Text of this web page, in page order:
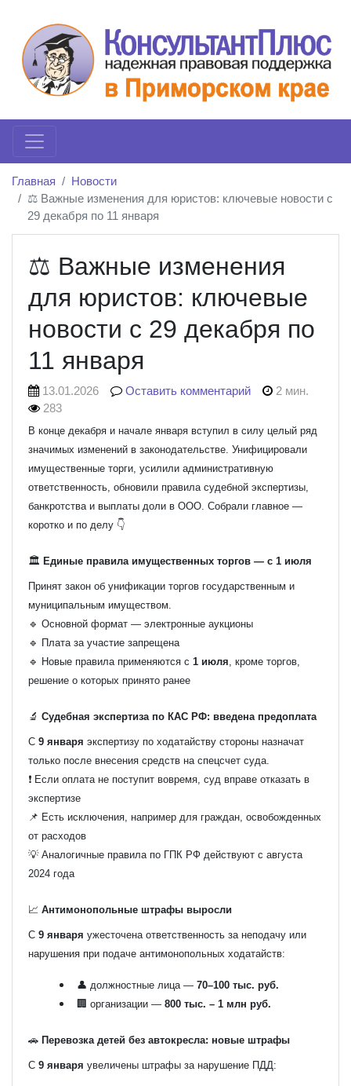
Главная
Новости
⚖️ Важные изменения для юристов: ключевые новости с
29 декабря по 11 января
⚖️ Важные изменения
для юристов: ключевые
новости с 29 декабря по
11 января
13.01.2026 Оставить комментарий
2 мин.
283
В конце декабря и начале января вступил в силу целый ряд
значимых изменений в законодательстве. Унифицировали
имущественные торги, усилили административную
ответственность, обновили правила судебной экспертизы,
банкротства и выплаты доли в ООО. Собрали главное —
коротко и по делу 👇
🏛️ Единые правила имущественных торгов — с 1 июля
Принят закон об унификации торгов государственным и
муниципальным имуществом.
🔹 Основной формат — электронные аукционы
🔹 Плата за участие запрещена
🔹 Новые правила применяются с 1 июля , кроме торгов,
решение о которых принято ранее
🔬 Судебная экспертиза по КАС РФ: введена предоплата
С 9 января экспертизу по ходатайству стороны назначат
только после внесения средств на спецсчет суда.
❗ Если оплата не поступит вовремя, суд вправе отказать в
экспертизе
📌 Есть исключения, например для граждан, освобожденных
от расходов
💡 Аналогичные правила по ГПК РФ действуют с августа
2024 года
📈 Антимонопольные штрафы выросли
С 9 января ужесточена ответственность за неподачу или
нарушения при подаче антимонопольных ходатайств:
👤 должностные лица — 70–100 тыс. руб.
🏢 организации — 800 тыс. – 1 млн руб.
🚗 Перевозка детей без автокресла: новые штрафы
С 9 января увеличены штрафы за нарушение ПДД: